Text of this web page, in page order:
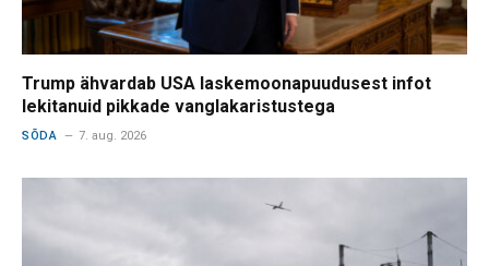
Trump ähvardab USA laskemoonapuudusest infot
lekitanuid pikkade vanglakaristustega
SÕDA 7. aug. 2026